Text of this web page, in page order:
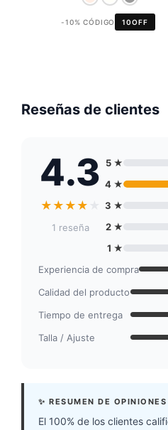
-10% CÓDIGO 10OFF
Reseñas de clientes
4.3
★ ★ ★ ★
1 reseña
5 ★
4 ★
3 ★
2 ★
1 ★
Experiencia de compra
Calidad del producto
Tiempo de entrega
Talla / Ajuste
✨ RESUMEN DE OPINIONES
El 100% de los clientes